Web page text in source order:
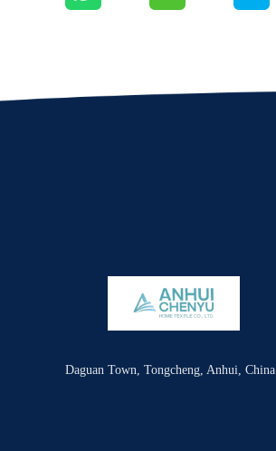
Daguan Town, Tongcheng, Anhui, China